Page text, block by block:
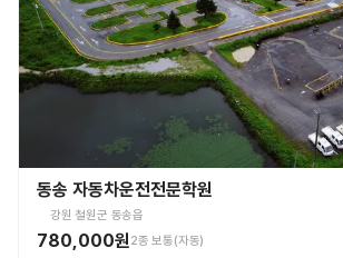
동송 자동차운전전문학원
강원 철원군 동송읍
780,000원2종 보통(자동)